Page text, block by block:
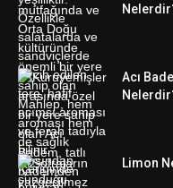
Acı
Limon